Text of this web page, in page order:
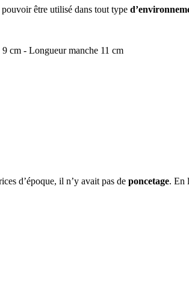
être utilisé dans tout type
cm - Longueur manche 11 cm
d’époque, il n’y avait pas de poncetage. En